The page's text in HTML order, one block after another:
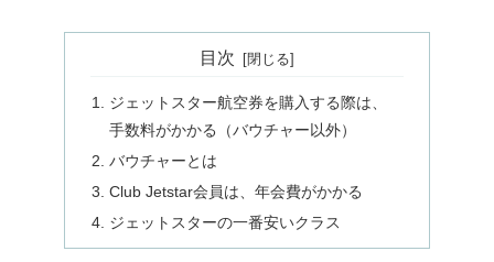
目次
ジェットスター航空券を購入する際は、
手数料がかかる（バウチャー以外）
バウチャーとは
Club Jetstar会員は、年会費がかかる
ジェットスターの一番安いクラス